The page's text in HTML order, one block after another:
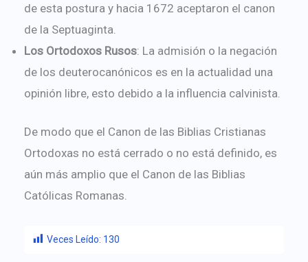
de esta postura y hacia 1672 aceptaron el canon
de la Septuaginta.
Los Ortodoxos Rusos: La admisión o la negación
de los deuterocanónicos es en la actualidad una
opinión libre, esto debido a la influencia calvinista.
De modo que el Canon de las Biblias Cristianas
Ortodoxas no está cerrado o no está definido, es
aún más amplio que el Canon de las Biblias
Católicas Romanas.
Veces Leído: 130